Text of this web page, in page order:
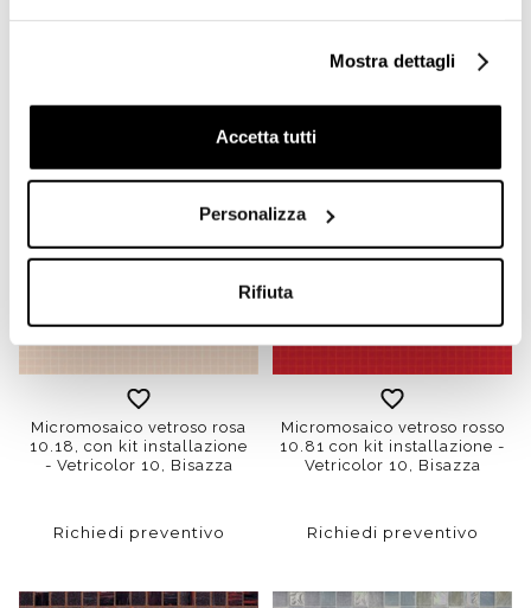
Mostra dettagli
Accetta tutti
Personalizza
Rifiuta
10, Bisazza
Richiedi preventivo
Micromosaico vetroso rosa
10.18, con kit installazione
- Vetricolor 10, Bisazza
Richiedi preventivo
Micromosaico vetroso rosso
10.81 con kit installazione -
Vetricolor 10, Bisazza
Richiedi preventivo